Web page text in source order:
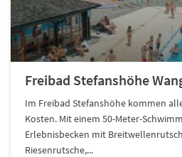
Freibad Stefanshöhe
Im Freibad Stefanshöhe kommen
Kosten. Mit einem 50-Meter-
Erlebnisbecken mit
Riesenrutsche,...